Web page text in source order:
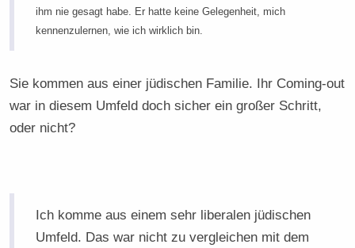
ihm nie gesagt habe. Er hatte keine Gelegenheit, mich
kennenzulernen, wie ich wirklich bin.
Sie kommen aus einer jüdischen Familie. Ihr Coming-out
war in diesem Umfeld doch sicher ein großer Schritt,
oder nicht?
Ich komme aus einem sehr liberalen jüdischen
Umfeld. Das war nicht zu vergleichen mit dem